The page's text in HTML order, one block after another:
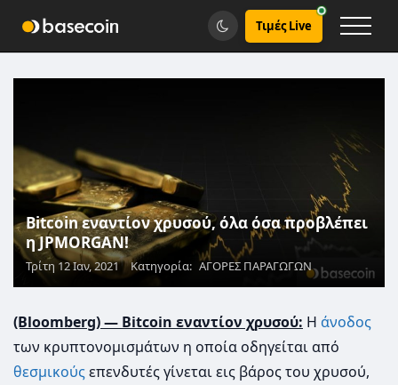
Τιμές Live
Bitcoin εναντίον χρυσού, όλα όσα προβλέπει
η JPMORGAN!
Τρίτη 12 Ιαν, 2021 Κατηγορία: ΑΓΟΡΕΣ ΠΑΡΑΓΩΓΩΝ
(Bloomberg) — Bitcoin εναντίον χρυσού: Η άνοδος
των κρυπτονομισμάτων η οποία οδηγείται από
θεσμικούςεπενδυτές γίνεται εις βάρος του χρυσού,